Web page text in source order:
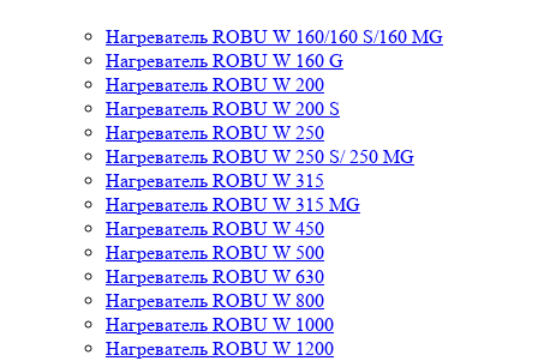
Нагреватель ROBU W 160/160 S/160 MG
Нагреватель ROBU W 160 G
Нагреватель ROBU W 200
Нагреватель ROBU W 200 S
Нагреватель ROBU W 250
Нагреватель ROBU W 250 S/ 250 MG
Нагреватель ROBU W 315
Нагреватель ROBU W 315 MG
Нагреватель ROBU W 450
Нагреватель ROBU W 500
Нагреватель ROBU W 630
Нагреватель ROBU W 800
Нагреватель ROBU W 1000
Нагреватель ROBU W 1200